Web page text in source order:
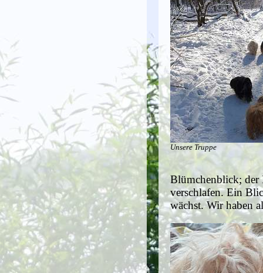
Unsere Truppe
Blümchenblick; der
verschlafen. Ein
wächst. Wir haben